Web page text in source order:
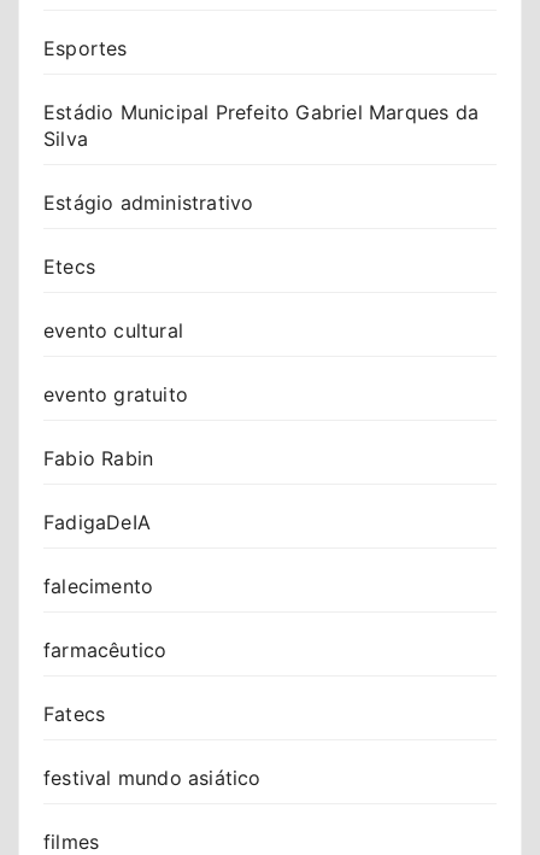
Esportes
Estádio Municipal Prefeito Gabriel Marques da
Silva
Estágio administrativo
Etecs
evento cultural
evento gratuito
Fabio Rabin
FadigaDeIA
falecimento
farmacêutico
Fatecs
festival mundo asiático
filmes